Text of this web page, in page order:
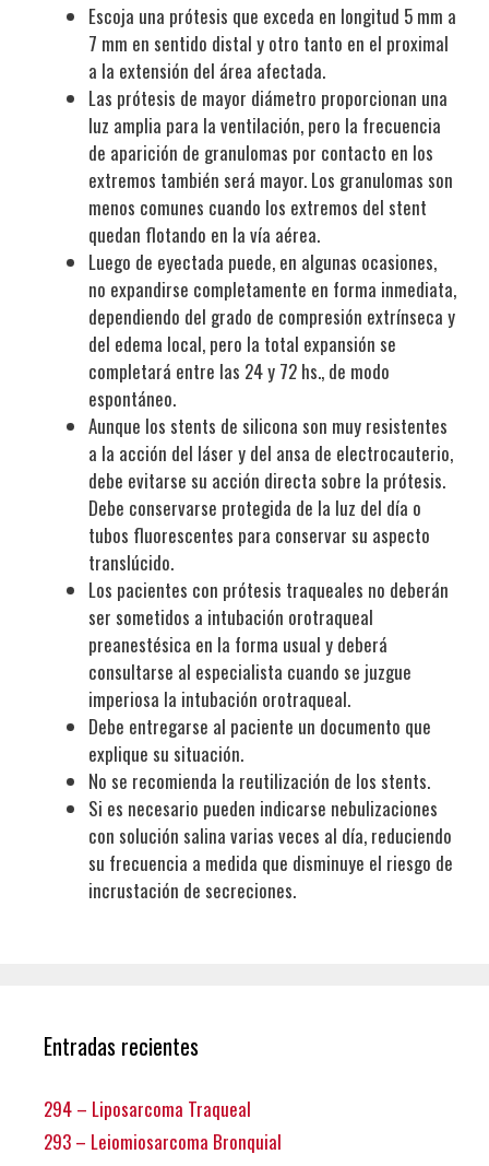
Escoja una prótesis que exceda en longitud 5 mm a
7 mm en sentido distal y otro tanto en el proximal
a la extensión del área afectada.
Las prótesis de mayor diámetro proporcionan una
luz amplia para la ventilación, pero la frecuencia
de aparición de granulomas por contacto en los
extremos también será mayor. Los granulomas son
menos comunes cuando los extremos del stent
quedan flotando en la vía aérea.
Luego de eyectada puede, en algunas ocasiones,
no expandirse completamente en forma inmediata,
dependiendo del grado de compresión extrínseca y
del edema local, pero la total expansión se
completará entre las 24 y 72 hs., de modo
espontáneo.
Aunque los stents de silicona son muy resistentes
a la acción del láser y del ansa de electrocauterio,
debe evitarse su acción directa sobre la prótesis.
Debe conservarse protegida de la luz del día o
tubos fluorescentes para conservar su aspecto
translúcido.
Los pacientes con prótesis traqueales no deberán
ser sometidos a intubación orotraqueal
preanestésica en la forma usual y deberá
consultarse al especialista cuando se juzgue
imperiosa la intubación orotraqueal.
Debe entregarse al paciente un documento que
explique su situación.
No se recomienda la reutilización de los stents.
Si es necesario pueden indicarse nebulizaciones
con solución salina varias veces al día, reduciendo
su frecuencia a medida que disminuye el riesgo de
incrustación de secreciones.
Entradas recientes
294 – Liposarcoma Traqueal
293 – Leiomiosarcoma Bronquial